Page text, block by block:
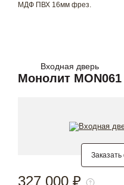
МДФ ПВХ 16мм фрез.
Входная дверь
Монолит MON061
Заказать
327 000 ₽